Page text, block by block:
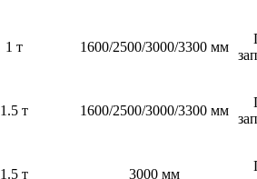
1 т 1600/2500/3000/3300 мм
1.5 т 1600/2500/3000/3300 мм
1.5 т 3000 мм